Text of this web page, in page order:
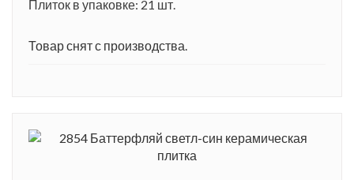
Плиток в упаковке: 21 шт.
Товар снят с производства.